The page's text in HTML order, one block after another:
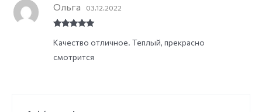
of 5
Ольга 03.12.2022
Качество отличное. Теплый, прекрасно
смотрится